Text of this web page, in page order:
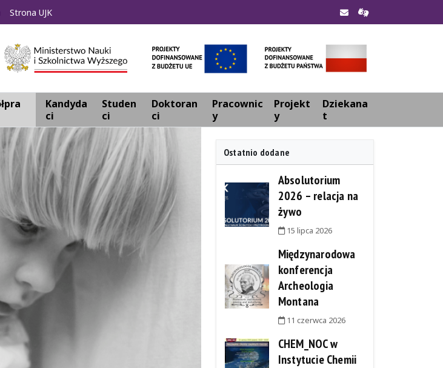
Strona UJK
Kandyda
ci
Studen
ci
Doktoran
ci
Pracownic
y
Projekt
y
Dziekana
t
Ostatnio dodane
Absolutorium
2026 – relacja na
żywo
15 lipca 2026
Międzynarodowa
konferencja
Archeologia
Montana
11 czerwca 2026
CHEM_NOC w
Instytucie Chemii